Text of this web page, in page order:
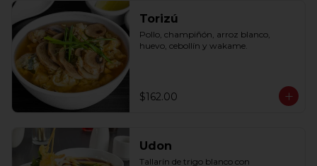
Torizú
Pollo, champiñón, arroz blanco,
huevo, cebollín y wakame.
$162.00
Udon
Tallarín de trigo blanco con